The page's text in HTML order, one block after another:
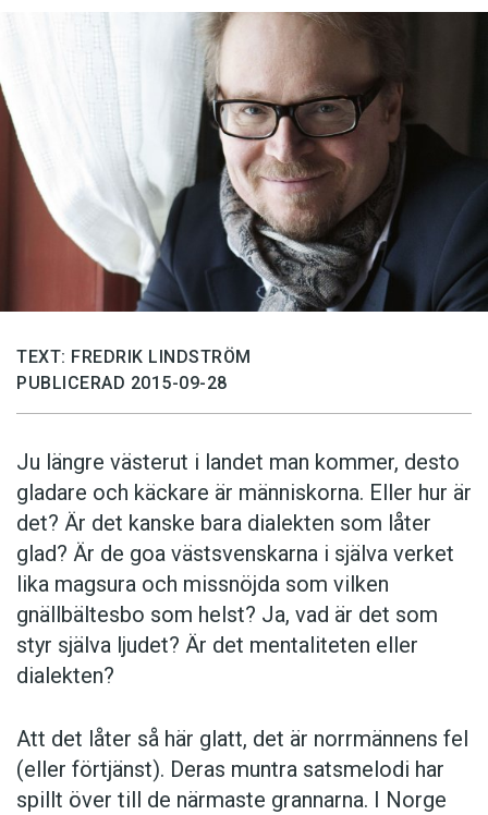
TEXT: FREDRIK LINDSTRÖM
PUBLICERAD 2015-09-28
Ju längre västerut i landet man kommer, desto
gladare och käckare är människorna. Eller hur är
det? Är det kanske bara dialekten som låter
glad? Är de goa västsvenskarna i själva verket
lika magsura och missnöjda som vilken
gnällbältesbo som helst? Ja, vad är det som
styr själva ljudet? Är det mentaliteten eller
dialekten?
Att det låter så här glatt, det är norrmännens fel
(eller förtjänst). Deras muntra satsmelodi har
spillt över till de närmaste grannarna. I Norge